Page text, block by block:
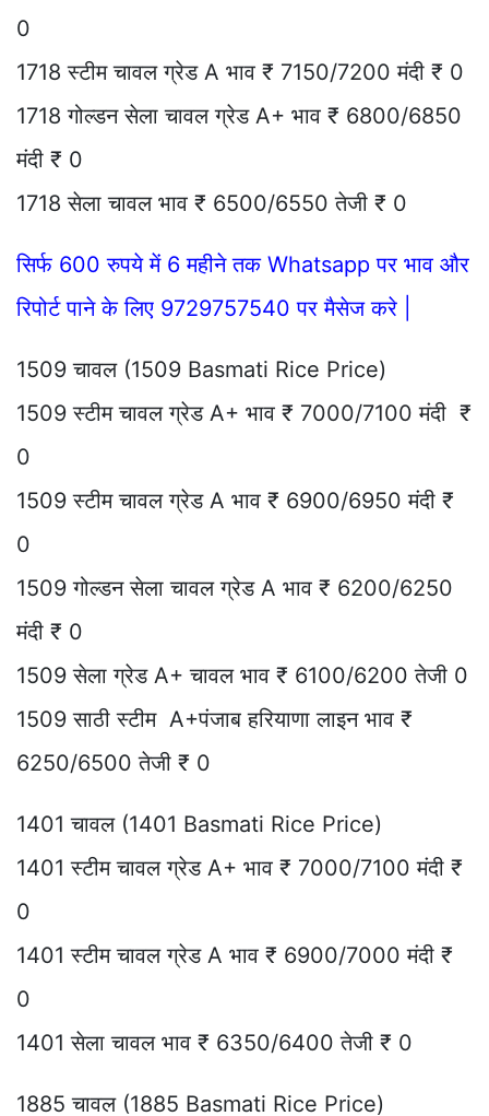
0
1718 स्टीम चावल ग्रेड A भाव ₹ 7150/7200 मंदी ₹ 0
1718 गोल्डन सेला चावल ग्रेड A+ भाव ₹ 6800/6850
मंदी ₹ 0
1718 सेला चावल भाव ₹ 6500/6550 तेजी ₹ 0
सिर्फ 600 रुपये में 6 महीने तक Whatsapp पर भाव और
रिपोर्ट पाने के लिए 9729757540 पर मैसेज करे |
1509 चावल (1509 Basmati Rice Price)
1509 स्टीम चावल ग्रेड A+ भाव ₹ 7000/7100 मंदी ₹
0
1509 स्टीम चावल ग्रेड A भाव ₹ 6900/6950 मंदी ₹
0
1509 गोल्डन सेला चावल ग्रेड A भाव ₹ 6200/6250
मंदी ₹ 0
1509 सेला ग्रेड A+ चावल भाव ₹ 6100/6200 तेजी 0
1509 साठी स्टीम A+पंजाब हरियाणा लाइन भाव ₹
6250/6500 तेजी ₹ 0
1401 चावल (1401 Basmati Rice Price)
1401 स्टीम चावल ग्रेड A+ भाव ₹ 7000/7100 मंदी ₹
0
1401 स्टीम चावल ग्रेड A भाव ₹ 6900/7000 मंदी ₹
0
1401 सेला चावल भाव ₹ 6350/6400 तेजी ₹ 0
1885 चावल (1885 Basmati Rice Price)